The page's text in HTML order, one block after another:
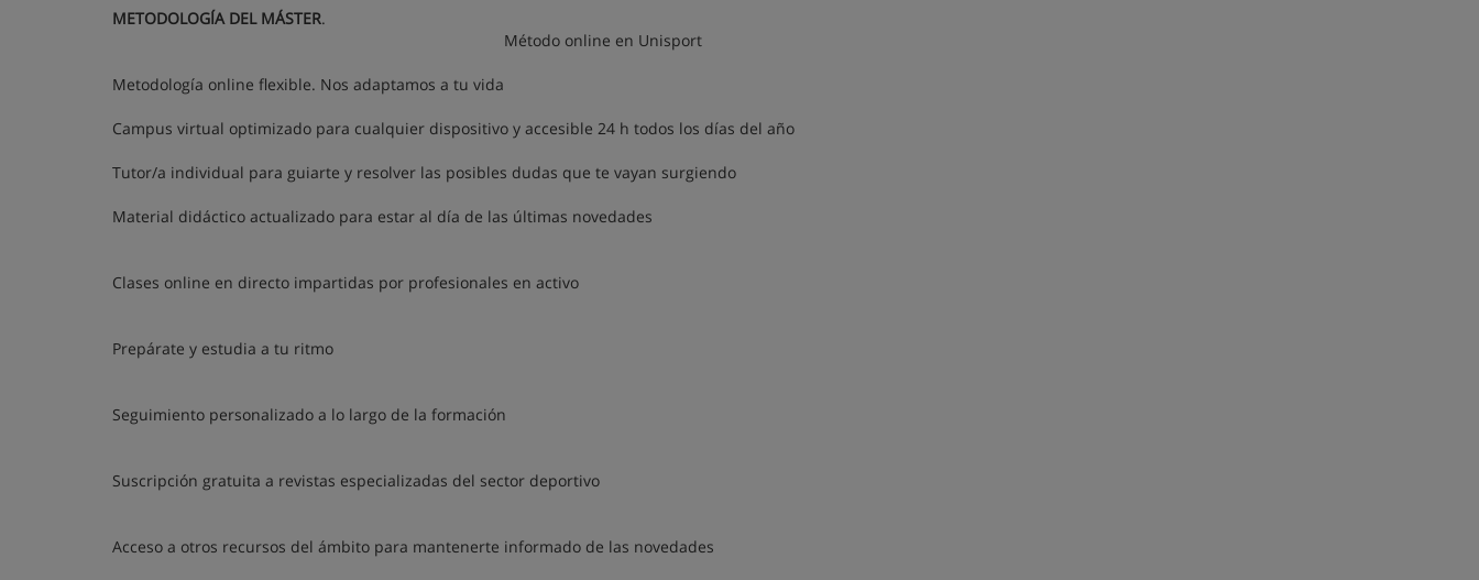
METODOLOGÍA DEL MÁSTER.
Método online en Unisport
Metodología online flexible. Nos adaptamos a tu vida
Campus virtual optimizado para cualquier dispositivo y accesible 24 h todos los días del año
Tutor/a individual para guiarte y resolver las posibles dudas que te vayan surgiendo
Material didáctico actualizado para estar al día de las últimas novedades
Clases online en directo impartidas por profesionales en activo
Prepárate y estudia a tu ritmo
Seguimiento personalizado a lo largo de la formación
Suscripción gratuita a revistas especializadas del sector deportivo
Acceso a otros recursos del ámbito para mantenerte informado de las novedades